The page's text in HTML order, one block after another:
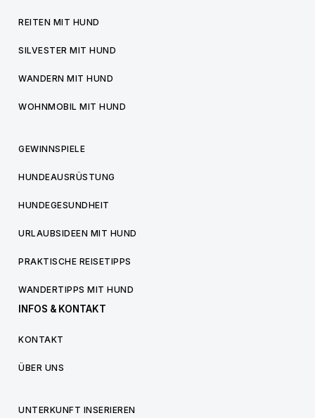
REITEN MIT HUND
SILVESTER MIT HUND
WANDERN MIT HUND
WOHNMOBIL MIT HUND
GEWINNSPIELE
HUNDEAUSRÜSTUNG
HUNDEGESUNDHEIT
URLAUBSIDEEN MIT HUND
PRAKTISCHE REISETIPPS
WANDERTIPPS MIT HUND
INFOS & KONTAKT
KONTAKT
ÜBER UNS
UNTERKUNFT INSERIEREN